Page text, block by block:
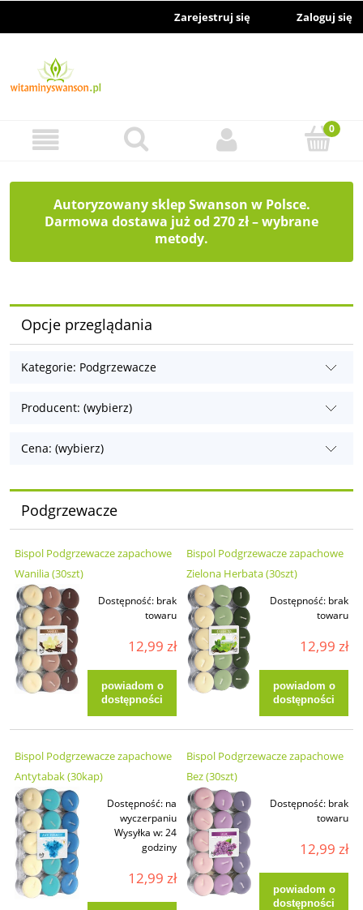
Zarejestruj się Zaloguj się
Autoryzowany sklep Swanson w Polsce.
Darmowa dostawa już od 270 zł – wybrane
metody.
Opcje przeglądania
Kategorie: Podgrzewacze
Producent: (wybierz)
Cena: (wybierz)
Podgrzewacze
Bispol Podgrzewacze zapachowe
Wanilia (30szt)
Dostępność: brak
towaru
12,99 zł
powiadom o
dostępności
Bispol Podgrzewacze zapachowe
Zielona Herbata (30szt)
Dostępność: brak
towaru
12,99 zł
powiadom o
dostępności
Bispol Podgrzewacze zapachowe
Antytabak (30kap)
Dostępność: na
wyczerpaniu
Wysyłka w:24
godziny
12,99 zł
Bispol Podgrzewacze zapachowe
Bez (30szt)
Dostępność: brak
towaru
12,99 zł
powiadom o
dostępności